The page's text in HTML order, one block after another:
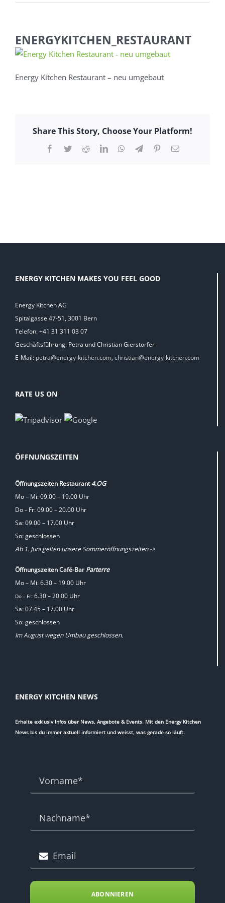
ENERGYKITCHEN_RESTAURANT
Energy Kitchen Restaurant – neu umgebaut
Share This Story, Choose Your Platform!
Facebook
TwitterRedditLinkedInWhatsApp
TelegramPinterest
E-
ENERGY KITCHEN MAKES YOU FEEL GOOD
Energy Kitchen AG
Spitalgasse 47-51, 3001 Bern
Telefon: +41 31 311 03 07
Geschäftsführung: Petra und Christian Gierstorfer
E-Mail: petra@energy-kitchen.com, christian@energy-kitchen.com
RATE US ON
ÖFFNUNGSZEITEN
Öffnungszeiten Restaurant4.OG
Mo – Mi: 09.00 – 19.00 Uhr
Do – Fr: 09.00 – 20.00 Uhr
Sa: 09.00 – 17.00 Uhr
So: geschlossen
Ab 1. Juni gelten unsere Sommeröffnungszeiten ->
Öffnungszeiten Café-BarParterre
Mo – Mi: 6.30 – 19.00 Uhr
Do – Fr: 6.30 – 20.00 Uhr
Sa: 07.45 – 17.00 Uhr
So: geschlossen
Im August wegen Umbau geschlossen.
ENERGY KITCHEN NEWS
Erhalte exklusiv Infos über News, Angebote & Events. Mit den Energy Kitchen
News bis du immer aktuell informiert und weisst, was gerade so läuft.
ABONNIEREN